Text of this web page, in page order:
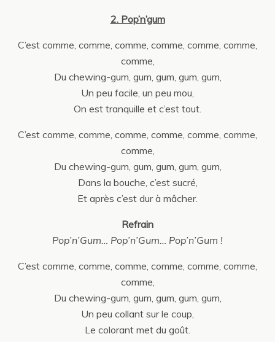
2. Pop’n’gum
C’est comme, comme, comme, comme, comme, comme,
comme,
Du chewing-gum, gum, gum, gum, gum,
Un peu facile, un peu mou,
On est tranquille et c’est tout.
C’est comme, comme, comme, comme, comme, comme,
comme,
Du chewing-gum, gum, gum, gum, gum,
Dans la bouche, c’est sucré,
Et après c’est dur à mâcher.
Refrain
Pop’n’Gum… Pop’n’Gum… Pop’n’Gum !
C’est comme, comme, comme, comme, comme, comme,
comme,
Du chewing-gum, gum, gum, gum, gum,
Un peu collant sur le coup,
Le colorant met du goût.